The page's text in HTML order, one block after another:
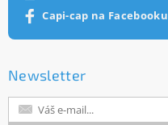
Capi-cap na Facebooku
Newsletter